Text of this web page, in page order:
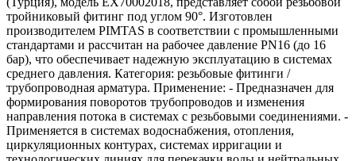
тройниковый фитинг под углом 90°. Изготовлен
производителем PIMTAS в соответствии с промышленными
стандартами и рассчитан на рабочее давление PN16 (до 16
бар), что обеспечивает надежную эксплуатацию в системах
среднего давления. Категория: резьбовые фитинги /
трубопроводная арматура. Применение: - Предназначен для
формирования поворотов трубопроводов и изменения
направления потока в системах с резьбовыми соединениями. -
Применяется в системах водоснабжения, отопления,
циркуляционных контурах, системах ирригации и